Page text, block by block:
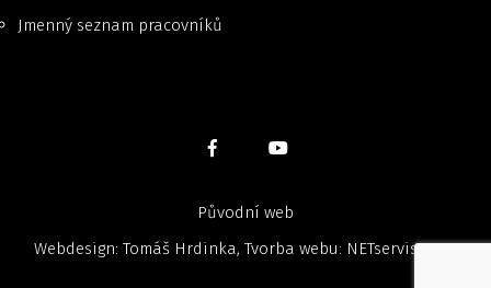
Jmenný seznam pracovníků
Původní web
Webdesign: Tomáš Hrdinka, Tvorba webu: NETservis, s.r.o.